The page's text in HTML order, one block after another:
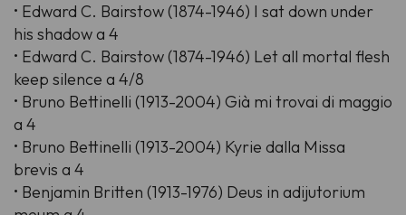
• Edward C. Bairstow (1874-1946) I sat down under
his shadow a 4
• Edward C. Bairstow (1874-1946) Let all mortal flesh
keep silence a 4/8
• Bruno Bettinelli (1913-2004) Già mi trovai di maggio
a 4
• Bruno Bettinelli (1913-2004) Kyrie dalla Missa
brevis a 4
• Benjamin Britten (1913-1976) Deus in adijutorium